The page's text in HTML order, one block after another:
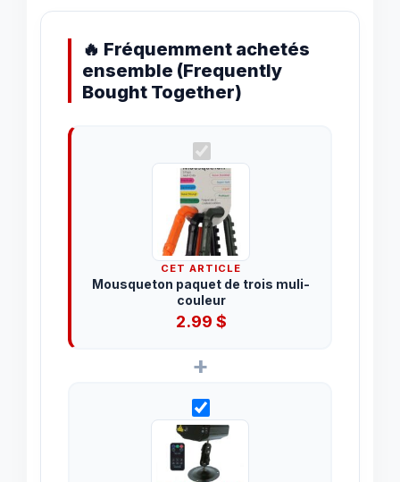
🔥 Fréquemment achetés
ensemble (Frequently
Bought Together)
CET ARTICLE
Mousqueton paquet de trois muli-
couleur
2.99 $
+